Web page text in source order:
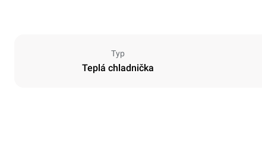
Typ
Teplá chladnička